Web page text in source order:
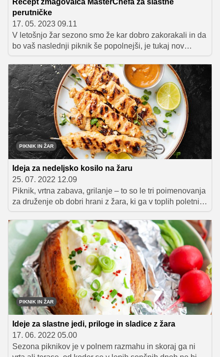
perutničke
17. 05. 2023 09.11
V letošnjo žar sezono smo že kar dobro zakorakali in da
bo vaš naslednji piknik še popolnejši, je tukaj nov
recept. Anže Kuplenik, nekdanji zmagovalec
priljubljenega kuharskega šova MasterChef Slovenija,
je pripravil okusne marinirane perutničke z domačo žar
omako in sezonsko solato v kozarčku.
PIKNIK IN ŽAR
Ideja za nedeljsko kosilo na žaru
25. 07. 2022 12.09
Piknik, vrtna zabava, grilanje – to so le tri poimenovanja
za druženje ob dobri hrani z žara, ki ga v toplih poletnih
dneh in večerih obožujejo vse generacije. Gre za
nadvse prijeten način preživljanja prostega časa,
obenem pa tudi priložnost, da gostom pokažete svoje
kulinarične sposobnosti in se izkažete kot odlični
gostitelji. Seveda si vsak želi, da bi glas o njegovem žar
pikniku še dolgo odmeval v deveto vas, za kar pa se je
treba ustrezno potruditi. Zato smo pripravili tri praktične
nasvete o tem, na kaj moramo biti pozorni pri
organizaciji žar zabave, da je gostje ne bodo mogli niti
prehvaliti niti pozabiti.
PIKNIK IN ŽAR
Ideje za slastne jedi, priloge in sladice z žara
17. 06. 2022 05.00
Sezona piknikov je v polnem razmahu in skoraj ga ni